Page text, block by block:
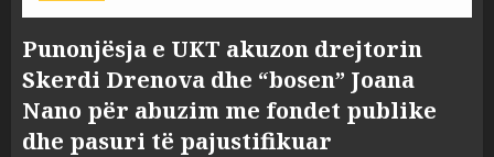
Punonjësja e UKT akuzon drejtorin
Skerdi Drenova dhe “bosen” Joana
Nano për abuzim me fondet publike
dhe pasuri të pajustifikuar